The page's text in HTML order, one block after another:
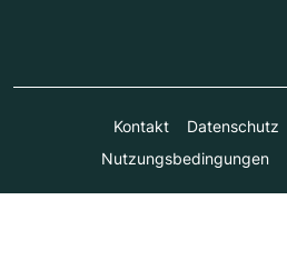
Kontakt Datenschutz
Nutzungsbedingungen